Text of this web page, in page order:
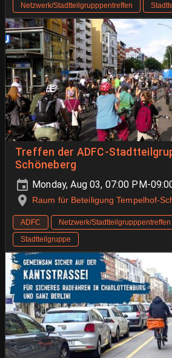
Netzwerk/Stadtteilgrupppentreffen
Treffen der ADFC-
Schöneberg
Monday, Aug 03, 07:00 PM-
Raum für Beteiligung Tempelhof-
ADFC Netzwerk/Stadtteilgrupppentreffen
Stadtteilgruppe